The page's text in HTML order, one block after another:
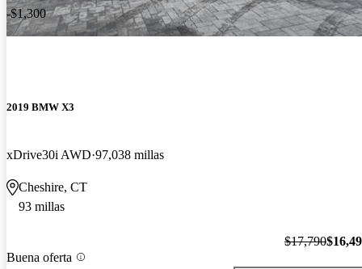
-$1,300
2019 BMW X3
xDrive30i AWD 97,038 millas
Cheshire, CT
93 millas
Buena oferta
$17,790